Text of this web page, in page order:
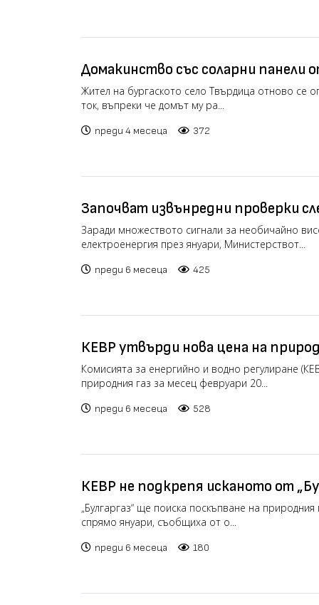
Домакинство със соларни панели
висока сметка за ток (видео)
Жител на бургаското село Твърдица отново се
ток, въпреки че домът му ра...
преди 4 месеца 372
Започват извънредни проверки
сигнали за необичайно високи
Заради множеството сигнали за необичайно
електроенергия през януари, Министерствот...
преди 6 месеца 425
КЕВР утвърди нова цена на
февруари
Комисията за енергийно и водно регулиране
природния газ за месец февруари 20...
преди 6 месеца 528
КЕВР не подкрепя исканото от
значително поскъпване на
„Булгаргаз“ ще поиска поскъпване на
спрямо януари, съобщиха от о...
преди 6 месеца 180